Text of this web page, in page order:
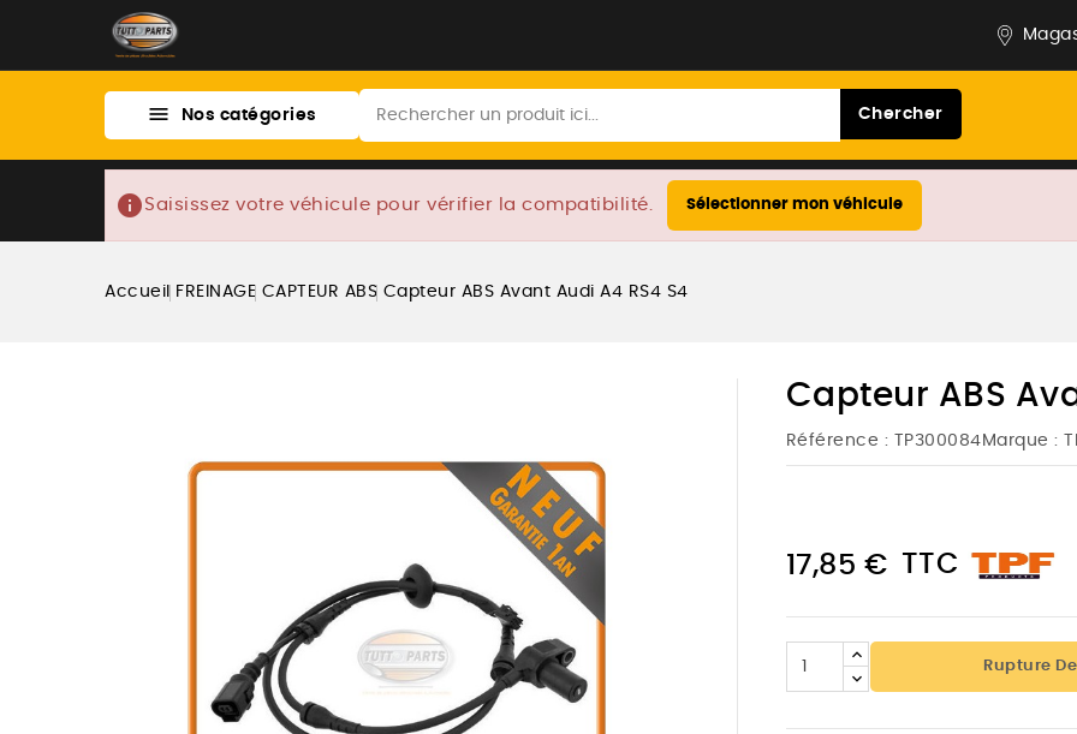
 Nos catégories Chercher
info Saisissez votre véhicule pour vérifier la compatibilité. Sélectionner mon véhicule
Accueil FREINAGE CAPTEUR ABS Capteur ABS Avant Audi A4 RS4 S4
Capteur ABS
Référence : TP300084 Marque :
17,85 € TTC
Rupture